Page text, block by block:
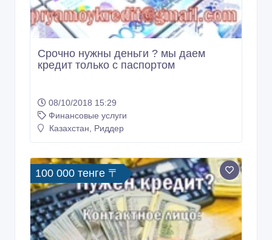
Срочно нужны деньги ? мы даем
кредит только с паспортом
08/10/2018 15:29
Финансовые услуги
Казахстан, Риддер
100 000 тенге 〒